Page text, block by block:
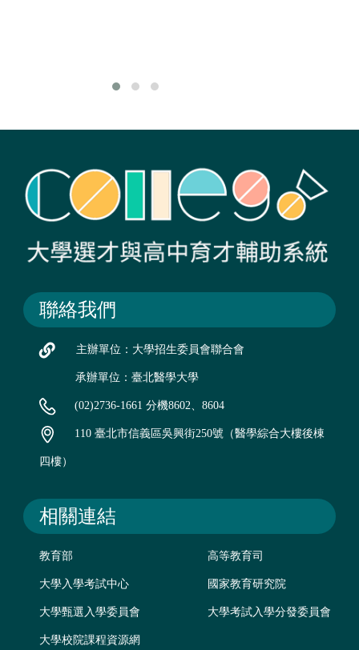
聯絡我們
主辦單位：大學招生委員會聯合會
承辦單位：臺北醫學大學
(02)2736-1661 分機8602、8604
110 臺北市信義區吳興街250號（醫學綜合大樓後棟
四樓）
相關連結
教育部 高等教育司
大學入學考試中心 國家教育研究院
大學甄選入學委員會 大學考試入學分發委員會
大學校院課程資源網